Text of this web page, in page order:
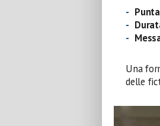
Una
delle